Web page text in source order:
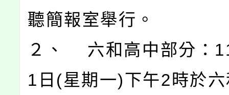
聽簡報室舉行。
２、 六和高中部分：
1日(星期一)下午2時於